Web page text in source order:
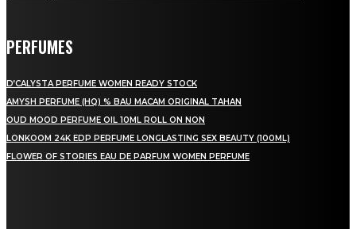
PERFUMES
D’CALYSTA PERFUME WOMEN READY STOCK
AMYSH PERFUME (HQ) % BAU MACAM ORIGINAL TAHAN
OUD MOOD PERFUME OIL 10ML ROLL ON NON
LONKOOM 24K EDP PERFUME LONGLASTING SEX BEAUTY (100ML)
FLOWER OF STORIES EAU DE PARFUM WOMEN PERFUME